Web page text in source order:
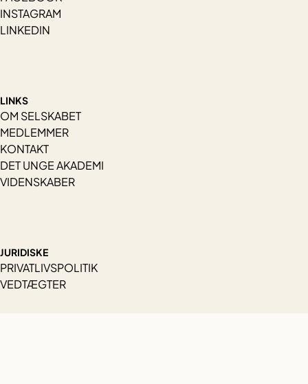
INSTAGRAM
LINKEDIN
LINKS
OM SELSKABET
MEDLEMMER
KONTAKT
DET UNGE AKADEMI
VIDENSKABER
JURIDISKE
PRIVATLIVSPOLITIK
VEDTÆGTER